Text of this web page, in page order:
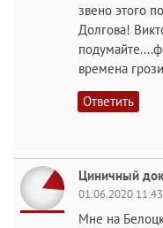
звено этого
Долгова!
времена
Ответить
Циничный
01.06.2020 11:43
Мне на